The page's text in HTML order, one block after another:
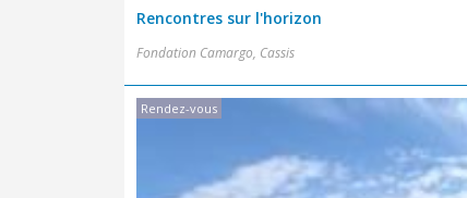
Rencontres sur l'horizon
Fondation Camargo, Cassis
Rendez-vous